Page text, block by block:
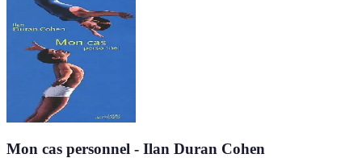
Mon cas personnel - Ilan Duran Cohen